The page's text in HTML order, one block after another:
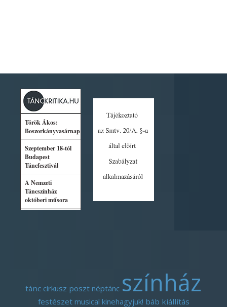
tánc cirkusz poszt néptánc színház
festészet musical kinehagyjuk! báb kiállítás